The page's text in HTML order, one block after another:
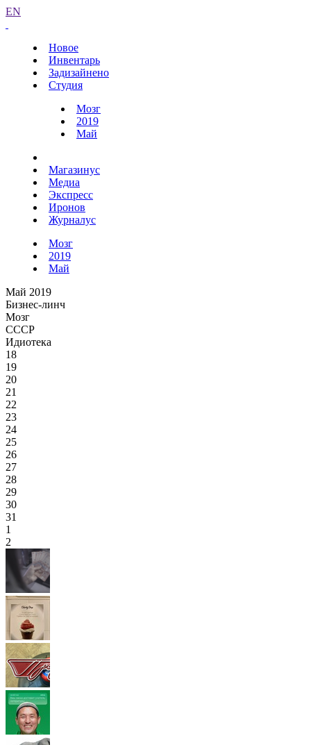
EN
Новое
Инвентарь
Задизайнено
Студия
Мозг
2019
Май
Магазинус
Медиа
Экспресс
Иронов
Журналус
Мозг
2019
Май
Май 2019
Бизнес-линч
Мозг
СССР
Идиотека
18
19
20
21
22
23
24
25
26
27
28
29
30
31
1
2